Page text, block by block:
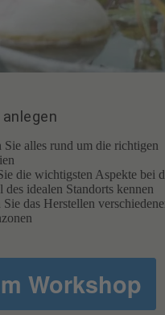
Sie alles rund um die richtigen
die wichtigsten Aspekte bei
des idealen Standorts kennen
Sie das Herstellen
Workshop